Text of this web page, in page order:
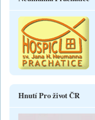
Hnutí Pro život ČR